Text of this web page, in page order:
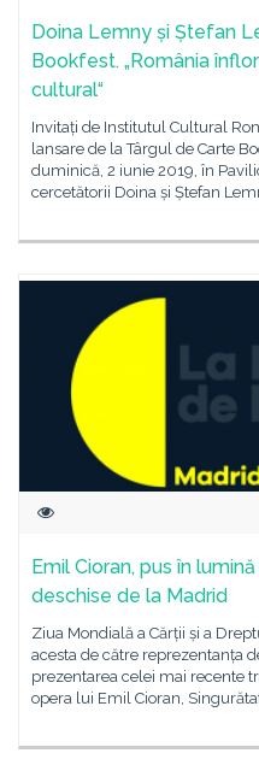
Doina Lemny și Ștefan
Bookfest. „România
cultural“
Invitați de Institutul Cultural
lansare de la Târgul de Carte
duminică, 2 iunie 2019, în
cercetătorii Doina și Ștefan
Emil Cioran, pus în
deschise de la Madrid
Ziua Mondială a Cărții și a
acesta de către reprezentanța
prezentarea celei mai recente
opera lui Emil Cioran,